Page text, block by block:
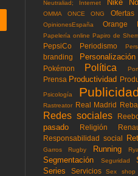
Neutraliad; Internet Nike
OMMA
ONCE ONG Ofertas
OpinionesEspaña Orange
Papelería online Papiro de
PepsiCo Periodismo
branding
Personalización
Pokémon
Política
Prensa Productividad
Psicología
Rastreator Real Madrid
Redes sociales
pasado
Religión
Responsabilidad social
Garros
Rugby Running
Segmentación
Seguridad
Series Servicios Sex shop